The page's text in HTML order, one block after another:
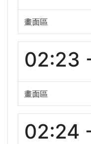
畫面區
02:23
畫面區
02:24